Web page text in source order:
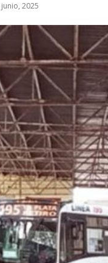
junio, 2025